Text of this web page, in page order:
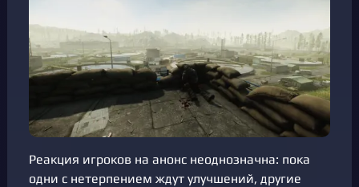
Реакция игроков на анонс неоднозначна: пока
одни с нетерпением ждут улучшений, другие